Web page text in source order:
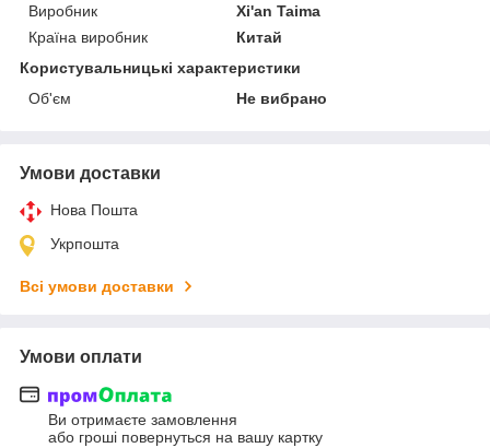
Виробник
Xi'an Taima
Країна виробник
Китай
Користувальницькі характеристики
Об'єм
Не вибрано
Умови доставки
Нова Пошта
Укрпошта
Всі умови доставки
Умови оплати
Ви отримаєте замовлення
або гроші повернуться на вашу картку